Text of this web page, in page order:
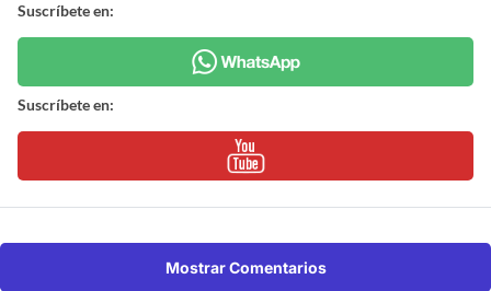
Suscríbete en:
Suscríbete en:
Mostrar Comentarios